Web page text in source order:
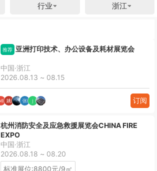
行业 浙江
推荐 亚洲打印技术、办公设备及耗材展览会
中国·浙江
2026.08.13 ~ 08.15
订阅
杭州消防安全及应急救援展览会CHINA FIRE
EXPO
中国·浙江
2026.08.18 ~ 08.20
标准展位:8800元/9㎡